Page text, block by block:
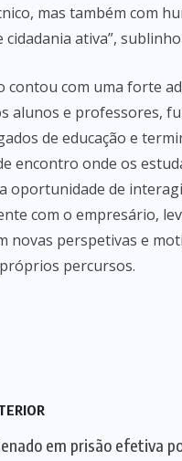
mas também com
cidadania ativa”,
contou com uma forte
alunos e professores,
de educação e
encontro onde os
oportunidade de
com o empresário,
novas perspetivas e
percursos.
em prisão efetiva